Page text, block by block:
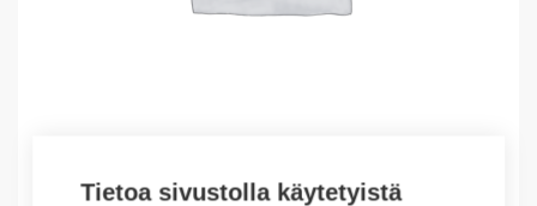
Tietoa sivustolla käytetyistä
Outlet – Erikoishinnat